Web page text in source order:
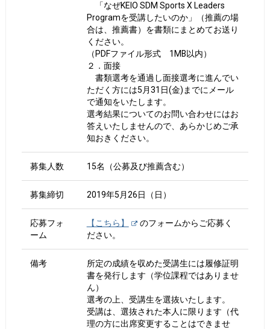
「なぜKEIO SDM Sports X Leaders
Programを受講したいのか」（推薦の場
合は、推薦書）を書類にまとめてお送り
ください。
（PDFファイル形式 1MB以内）
２．面接
書類選考を通過し面接選考に進んでい
ただく方には5月31日(金)までにメール
で通知をいたします。
選考結果についてのお問い合わせにはお
答えいたしませんので、あらかじめご承
知おきください。
募集人数 15名（公募及び推薦含む）
募集締切 2019年5月26日（日）
応募フォ
ーム
【こちら】
のフォームからご応募く
ださい。
備考
所定の成績を収めた受講生には履修証明
書を発行します（学位課程ではありませ
ん）
選考の上、受講生を選抜いたします。
受講は、選抜された本人に限ります（代
理の方に出席変更することはできませ